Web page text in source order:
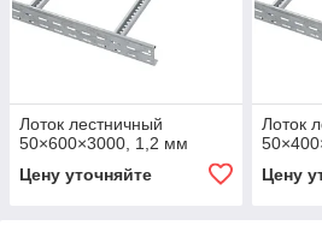
Лоток лестничный
50×600×3000, 1,2 мм
Цену уточняйте
Лоток
Цену